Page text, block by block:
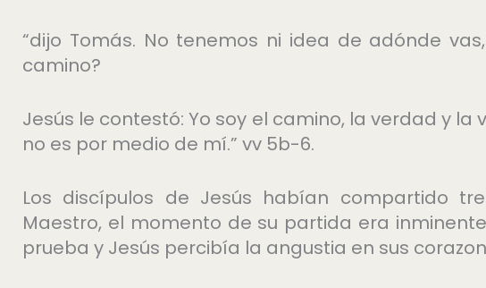
“dijo Tomás. No tenemos ni idea de adónde
camino?
Jesús le contestó: Yo soy el camino, la verdad y la
no es por medio de mí.” vv 5b-6.
Los discípulos de Jesús habían compartido
Maestro, el momento de su partida era
prueba y Jesús percibía la angustia en sus